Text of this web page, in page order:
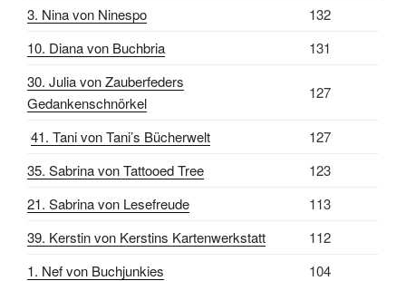
3. Nina von Ninespo
132
10. Diana von Buchbria
131
30. Julia von Zauberfeders
Gedankenschnörkel
127
41. Tani von Tani’s Bücherwelt
127
35. Sabrina von Tattooed Tree
123
21. Sabrina von Lesefreude
113
39. Kerstin von Kerstins Kartenwerkstatt
112
1. Nef von Buchjunkies
104